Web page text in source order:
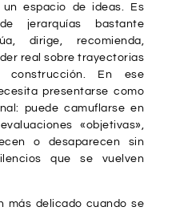
espacio de ideas. Es
jerarquías bastante
dirige, recomienda,
real sobre trayectorias
En ese
presentarse como
puede camuflarse en
«objetivas»,
o desaparecen sin
que se vuelven
más delicado cuando se